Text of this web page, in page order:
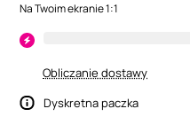
Na Twoim ekranie 1:1
Obliczanie dostawy
Dyskretna paczka